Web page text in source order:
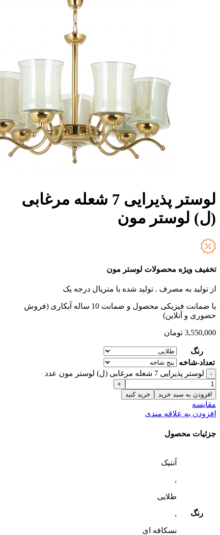
لوستر پذیرایی 7 شعله مرغابی
(ل) لوستر مون
تخفیف ویژه محصولات لوستر مون
از تولید به مصرف . تولید شده با متریال درجه یک
با ضمانت فیزیکی محصول و ضمانت 10 ساله آبکاری (فروش
حضوری و آنلاین)
3,550,000 تومان
رنگ
تعداد-شاخه
لوستر پذیرایی 7 شعله مرغابی (ل) لوستر مون عدد
افزودن به سبد خرید خرید کنید
مقایسه
افزودن به علاقه مندی
جزئیات محصول
رنگ
آنتیک
,
طلایی
,
نسکافه ای